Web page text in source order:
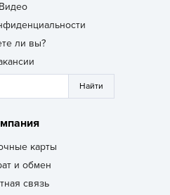
Видео
ли вы?
карты
и обмен
связь